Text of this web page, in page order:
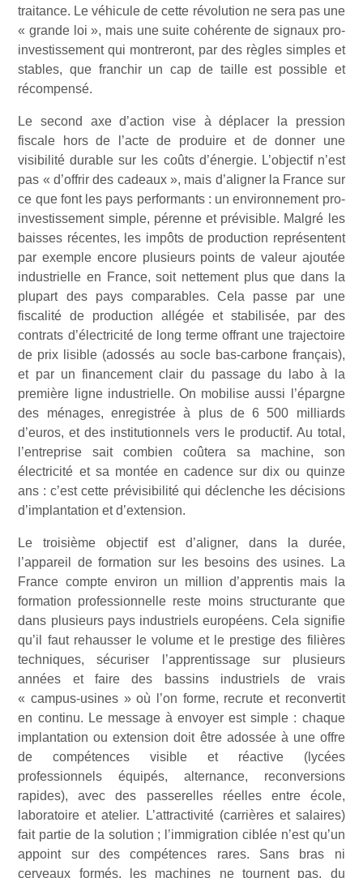
traitance. Le véhicule de cette révolution ne sera pas une
« grande loi », mais une suite cohérente de signaux pro-
investissement qui montreront, par des règles simples et
stables, que franchir un cap de taille est possible et
récompensé.
Le second axe d’action vise à déplacer la pression
fiscale hors de l’acte de produire et de donner une
visibilité durable sur les coûts d’énergie. L’objectif n’est
pas « d’offrir des cadeaux », mais d’aligner la France sur
ce que font les pays performants : un environnement pro-
investissement simple, pérenne et prévisible. Malgré les
baisses récentes, les impôts de production représentent
par exemple encore plusieurs points de valeur ajoutée
industrielle en France, soit nettement plus que dans la
plupart des pays comparables. Cela passe par une
fiscalité de production allégée et stabilisée, par des
contrats d’électricité de long terme offrant une trajectoire
de prix lisible (adossés au socle bas-carbone français),
et par un financement clair du passage du labo à la
première ligne industrielle. On mobilise aussi l’épargne
des ménages, enregistrée à plus de 6 500 milliards
d’euros, et des institutionnels vers le productif. Au total,
l’entreprise sait combien coûtera sa machine, son
électricité et sa montée en cadence sur dix ou quinze
ans : c’est cette prévisibilité qui déclenche les décisions
d’implantation et d’extension.
Le troisième objectif est d’aligner, dans la durée,
l’appareil de formation sur les besoins des usines. La
France compte environ un million d’apprentis mais la
formation professionnelle reste moins structurante que
dans plusieurs pays industriels européens. Cela signifie
qu’il faut rehausser le volume et le prestige des filières
techniques, sécuriser l’apprentissage sur plusieurs
années et faire des bassins industriels de vrais
« campus-usines » où l’on forme, recrute et reconvertit
en continu. Le message à envoyer est simple : chaque
implantation ou extension doit être adossée à une offre
de compétences visible et réactive (lycées
professionnels équipés, alternance, reconversions
rapides), avec des passerelles réelles entre école,
laboratoire et atelier. L’attractivité (carrières et salaires)
fait partie de la solution ; l’immigration ciblée n’est qu’un
appoint sur des compétences rares. Sans bras ni
cerveaux formés, les machines ne tournent pas, du